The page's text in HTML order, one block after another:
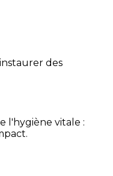
des
l'hygiène vitale :